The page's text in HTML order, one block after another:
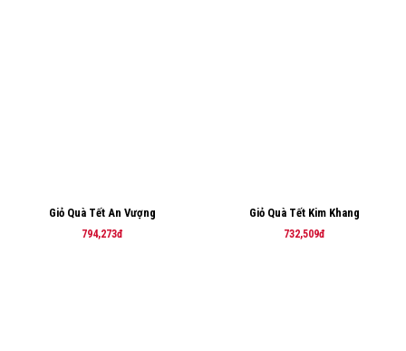
Giỏ Quà Tết An Vượng
794,273đ
Giỏ Quà Tết Kim Khang
732,509đ